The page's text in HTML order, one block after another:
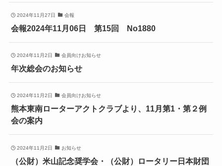
2024年11月27日 会報
会報2024年11月06日 第15回 No1880
2024年11月2日 会員向けお知らせ
年次総会のお知らせ
2024年11月2日 会員向けお知らせ
熊本東南ローターアクトクラブより、11月第1・第２例
会の案内
2024年11月2日 お知らせ
（公財）米山記念奨学会・（公財）ロータリー日本財団